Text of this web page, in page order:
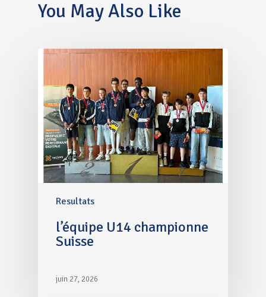
You May Also Like
Resultats
l’équipe U14 championne
Suisse
juin 27, 2026